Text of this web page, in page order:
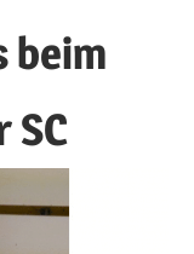
beim
SC